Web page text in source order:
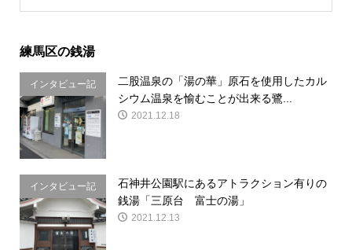
練馬区の銭湯
インタビュー記
事
二股温泉の「湯の華」原石を使用したカル
シウム温泉を愉むことが出来る鷺...
2021.12.18
インタビュー記
事
石神井公園駅にあるアトラクション有りの
銭湯「三原台 富士の湯」
2021.12.13